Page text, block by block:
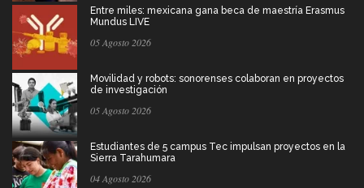
Entre miles: mexicana gana beca de maestría Erasmus
Mundus LIVE
05 Agosto 2026
Movilidad y robots: sonorenses colaboran en proyectos
de investigación
05 Agosto 2026
Estudiantes de 5 campus Tec impulsan proyectos en la
Sierra Tarahumara
04 Agosto 2026